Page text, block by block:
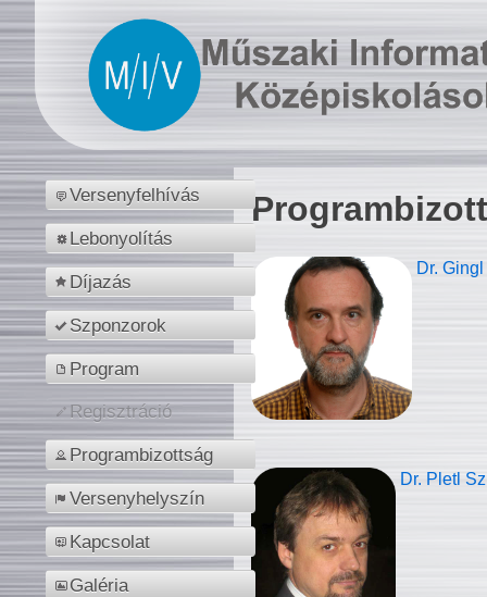
Versenyfelhívás
Lebonyolítás
Díjazás
Szponzorok
Program
Regisztráció
Programbizottság
Versenyhelyszín
Kapcsolat
Galéria
Dr.
Dr. Pletl